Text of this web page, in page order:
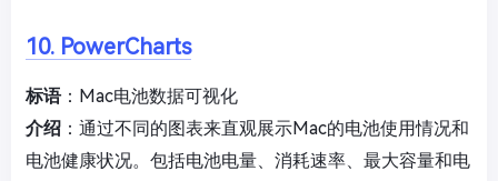
10. PowerCharts
标语：Mac电池数据可视化
介绍 ：通过不同的图表来直观展示Mac的电池使用情况和
电池健康状况。包括电池电量、消耗速率、最大容量和电